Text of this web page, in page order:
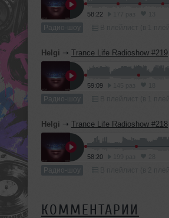
58:22
Радио-шоу
Helgi ➝ Trance Life Radioshow #219
59:09
Радио-шоу
Helgi ➝ Trance Life Radioshow #218
58:20
Радио-шоу
КОММЕНТАРИИ